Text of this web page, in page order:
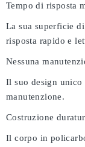
Tempo di risposta
La sua superficie
risposta rapido e
Nessuna
Il suo design unico
manutenzione.
Costruzione
Il corpo in